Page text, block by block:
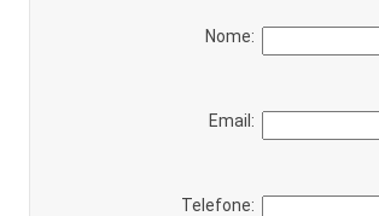
Nome:
Email:
Telefone: